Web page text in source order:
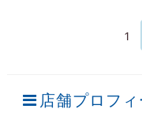
1
店舗プロフィ